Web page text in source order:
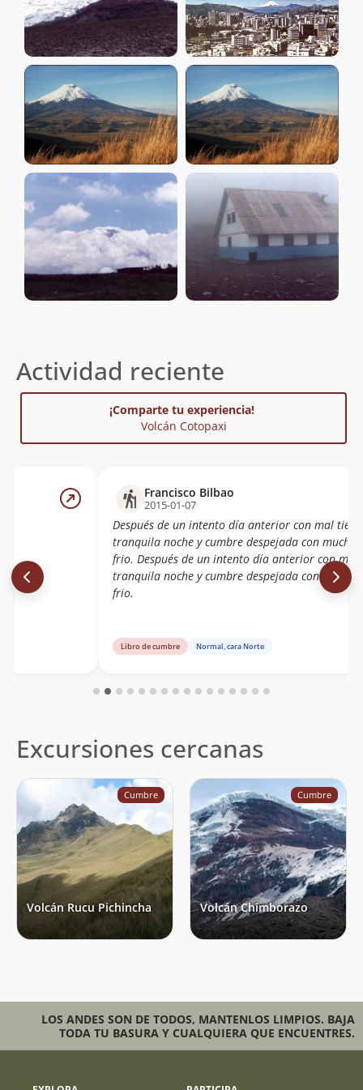
Actividad reciente
¡Comparte tu experiencia!
Volcán Cotopaxi
Francisco Bilbao
2015-01-07
Después de un intento día anterior con mal
tranquila noche y cumbre despejada con mucho
frio. Después de un intento día anterior con mal
tranquila noche y cumbre despejada con mucho
frio.
Libro de cumbre Normal, cara Norte
Excursiones cercanas
Cumbre
Volcán Rucu Pichincha
Cumbre
Volcán Chimborazo
LOS ANDES SON DE TODOS, MANTENLOS LIMPIOS. BAJA
TODA TU BASURA Y CUALQUIERA QUE ENCUENTRES.